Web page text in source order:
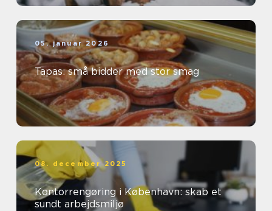
05. januar 2026
Tapas: små bidder med stor smag
08. december 2025
Kontorrengøring i København: skab et
sundt arbejdsmiljø